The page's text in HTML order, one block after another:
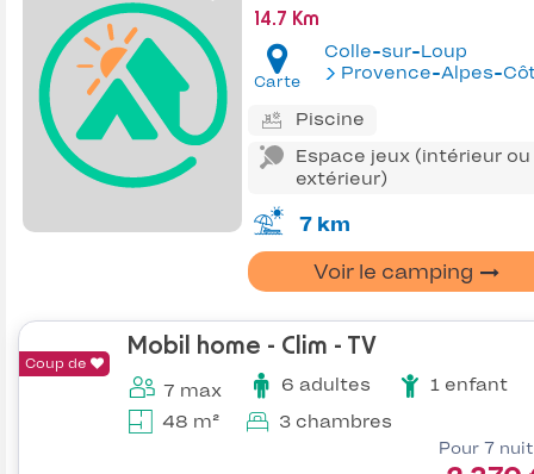
14.7 Km
Carte
Colle-sur-Loup
Provence-Alpes-Côte
Piscine
Espace jeux (intérieur ou
extérieur)
7 km
Voir le camping
Coup de
Mobil home - Clim - TV
7 max 6 adultes
1 enfant
48 m²
3 chambres
Pour 7